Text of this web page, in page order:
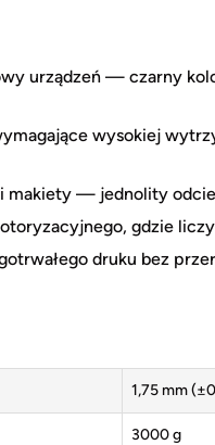
urządzeń — czarny
wysokiej
makiety — jednolity
gdzie
druku bez
1,75 mm
3000 g